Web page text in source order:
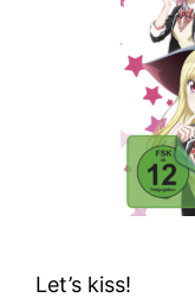
Let’s kiss!